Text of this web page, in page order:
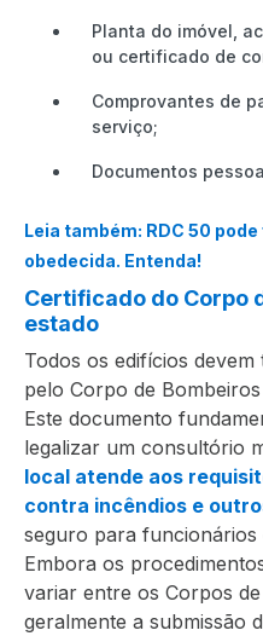
Planta do imóvel,
ou certificado de
Comprovantes de
serviço;
Documentos
Leia também: RDC 50
obedecida. Entenda!
Certificado do Corpo
estado
Todos os edifícios
pelo Corpo de
Este documento
legalizar um consultório
local atende aos
contra incêndios e
seguro para funcionários
Embora os
variar entre os Corpos
geralmente a submissão